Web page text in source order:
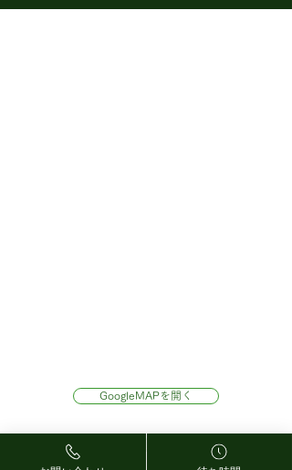
GoogleMAPを開く